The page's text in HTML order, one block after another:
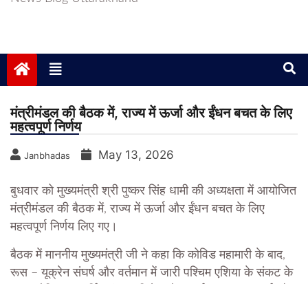
मंत्रीमंडल की बैठक में, राज्य में ऊर्जा और ईंधन बचत के लिए
महत्वपूर्ण निर्णय
Janbhadas May 13, 2026
बुधवार को मुख्यमंत्री श्री पुष्कर सिंह धामी की अध्यक्षता में आयोजित
मंत्रीमंडल की बैठक में, राज्य में ऊर्जा और ईंधन बचत के लिए
महत्वपूर्ण निर्णय लिए गए।
बैठक में माननीय मुख्यमंत्री जी ने कहा कि कोविड महामारी के बाद,
रूस – यूक्रेन संघर्ष और वर्तमान में जारी पश्चिम एशिया के संकट के